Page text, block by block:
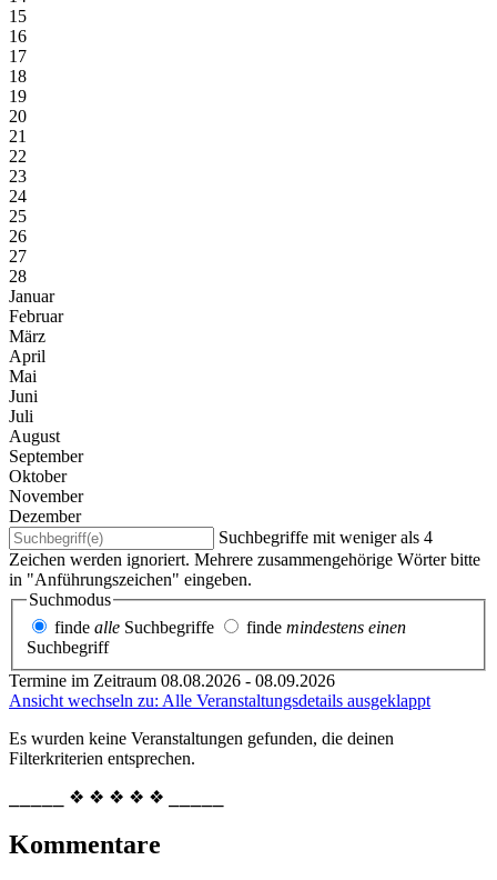
15
16
17
18
19
20
21
22
23
24
25
26
27
28
Januar
Februar
März
April
Mai
Juni
Juli
August
September
Oktober
November
Dezember
Suchbegriffe mit weniger als 4
Zeichen werden ignoriert. Mehrere zusammengehörige Wörter bitte
in "Anführungszeichen" eingeben.
Suchmodus
finde alle Suchbegriffe finde mindestens einen
Suchbegriff
Termine im Zeitraum 08.08.2026 - 08.09.2026
Ansicht wechseln zu: Alle Veranstaltungsdetails ausgeklappt
Es wurden keine Veranstaltungen gefunden, die deinen
Filterkriterien entsprechen.
⎯⎯⎯⎯⎯ ❖ ❖ ❖ ❖ ❖ ⎯⎯⎯⎯⎯
Kommentare